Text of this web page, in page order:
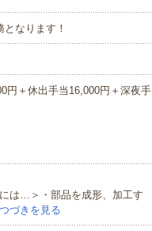
なります！
＋休出手当16,000円＋深夜手
は…＞・部品を成形、加工す
つづきを見る